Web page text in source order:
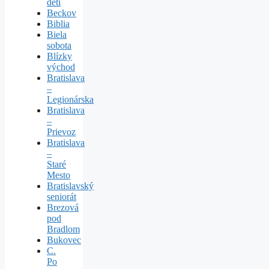
Beckov
Biblia
Biela
sobota
Blízky
východ
Bratislava
–
Legionárska
Bratislava
–
Prievoz
Bratislava
–
Staré
Mesto
Bratislavský
seniorát
Brezová
pod
Bradlom
Bukovec
C.
Po